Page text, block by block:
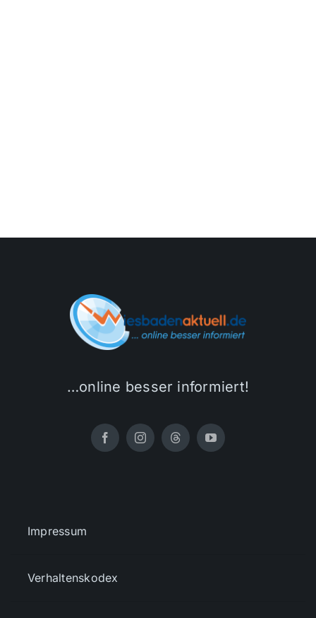
…online besser informiert!
Impressum
Verhaltenskodex